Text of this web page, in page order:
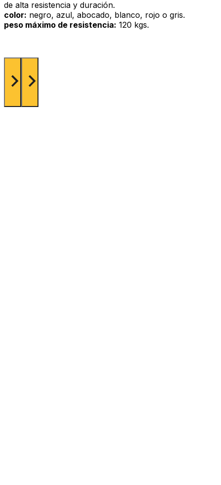
de alta resistencia y duración.
color: negro, azul, abocado, blanco, rojo o gris.
peso máximo de resistencia: 120 kgs.